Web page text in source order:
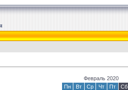
Февраль 2020
Пн
Вт Ср Чт Пт Сб